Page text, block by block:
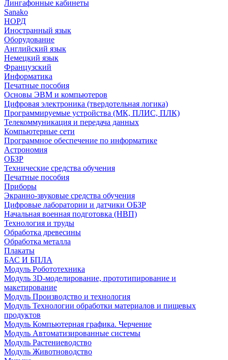
Лингафонные кабинеты
Sanako
НОРД
Иностранный язык
Оборудование
Английский язык
Немецкий язык
Французский
Информатика
Печатные пособия
Основы ЭВМ и компьютеров
Цифровая электроника (твердотельная логика)
Программируемые устройства (МК, ПЛИС, ПЛК)
Телекоммуникация и передача данных
Компьютерные сети
Программное обеспечение по информатике
Астрономия
ОБЗР
Технические средства обучения
Печатные пособия
Приборы
Экранно-звуковые средства обучения
Цифровые лаборатории и датчики ОБЗР
Начальная военная подготовка (НВП)
Технология и труды
Обработка древесины
Обработка металла
Плакаты
БАС И БПЛА
Модуль Робототехника
Модуль 3D-моделирование, прототипирование и
макетирование
Модуль Производство и технология
Модуль Технологии обработки материалов и пищевых
продуктов
Модуль Компьютерная графика. Черчение
Модуль Автоматизированные системы
Модуль Растениеводство
Модуль Животноводство